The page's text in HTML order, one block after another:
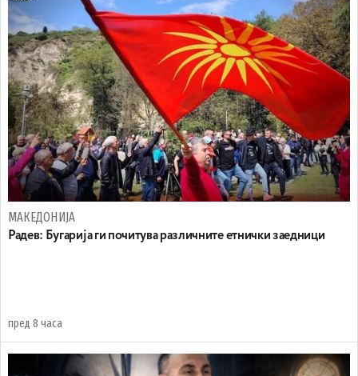
МАКЕДОНИЈА
Радев: Бугарија ги почитува различните етнички заедници
пред 8 часа